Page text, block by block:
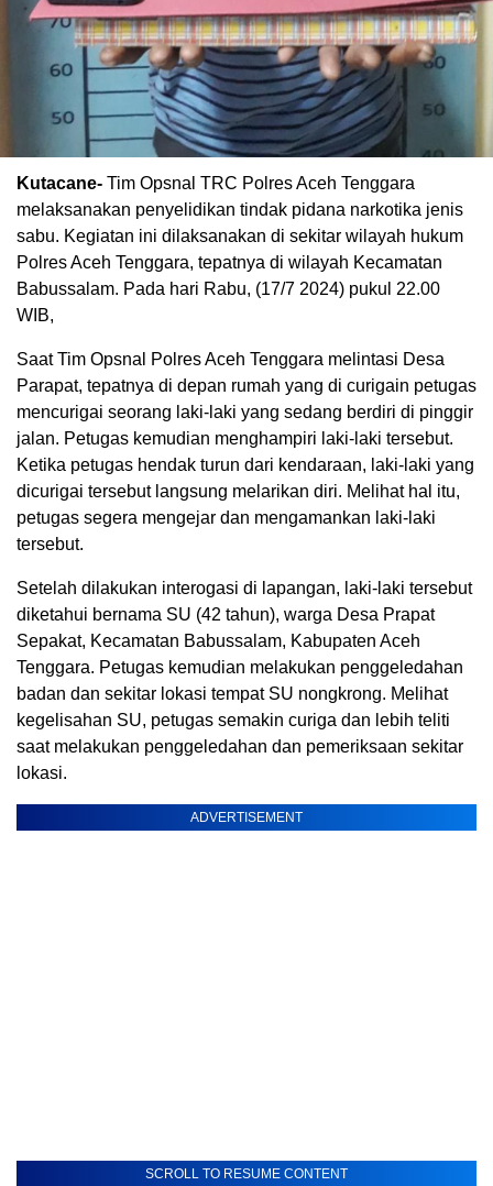
Kutacane- Tim Opsnal TRC Polres Aceh Tenggara
melaksanakan penyelidikan tindak pidana narkotika jenis
sabu. Kegiatan ini dilaksanakan di sekitar wilayah hukum
Polres Aceh Tenggara, tepatnya di wilayah Kecamatan
Babussalam. Pada hari Rabu, (17/7 2024) pukul 22.00
WIB,
Saat Tim Opsnal Polres Aceh Tenggara melintasi Desa
Parapat, tepatnya di depan rumah yang di curigain petugas
mencurigai seorang laki-laki yang sedang berdiri di pinggir
jalan. Petugas kemudian menghampiri laki-laki tersebut.
Ketika petugas hendak turun dari kendaraan, laki-laki yang
dicurigai tersebut langsung melarikan diri. Melihat hal itu,
petugas segera mengejar dan mengamankan laki-laki
tersebut.
Setelah dilakukan interogasi di lapangan, laki-laki tersebut
diketahui bernama SU (42 tahun), warga Desa Prapat
Sepakat, Kecamatan Babussalam, Kabupaten Aceh
Tenggara. Petugas kemudian melakukan penggeledahan
badan dan sekitar lokasi tempat SU nongkrong. Melihat
kegelisahan SU, petugas semakin curiga dan lebih teliti
saat melakukan penggeledahan dan pemeriksaan sekitar
lokasi.
ADVERTISEMENT
SCROLL TO RESUME CONTENT